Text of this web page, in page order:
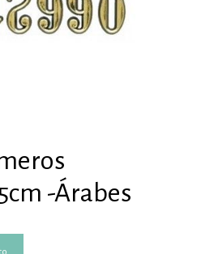
-Árabes